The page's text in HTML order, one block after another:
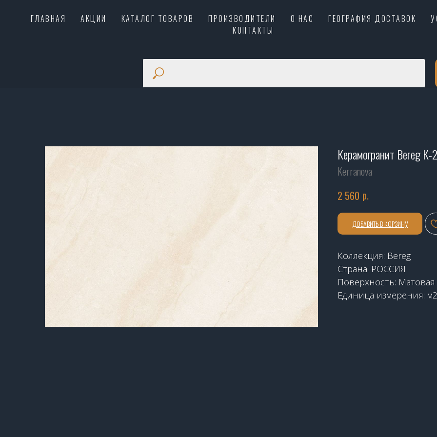
ГЛАВНАЯ АКЦИИ КАТАЛОГ ТОВАРОВ ПРОИЗВОДИТЕЛИ О НАС ГЕОГРАФИЯ ДОСТАВОК
КОНТАКТЫ
Керамогранит Bereg
Kerranova
2 560 р.
ДОБАВИТЬ В КОРЗИНУ
Коллекция: Bereg
Страна: РОССИЯ
Поверхность: Матовая
Единица измерения: м2